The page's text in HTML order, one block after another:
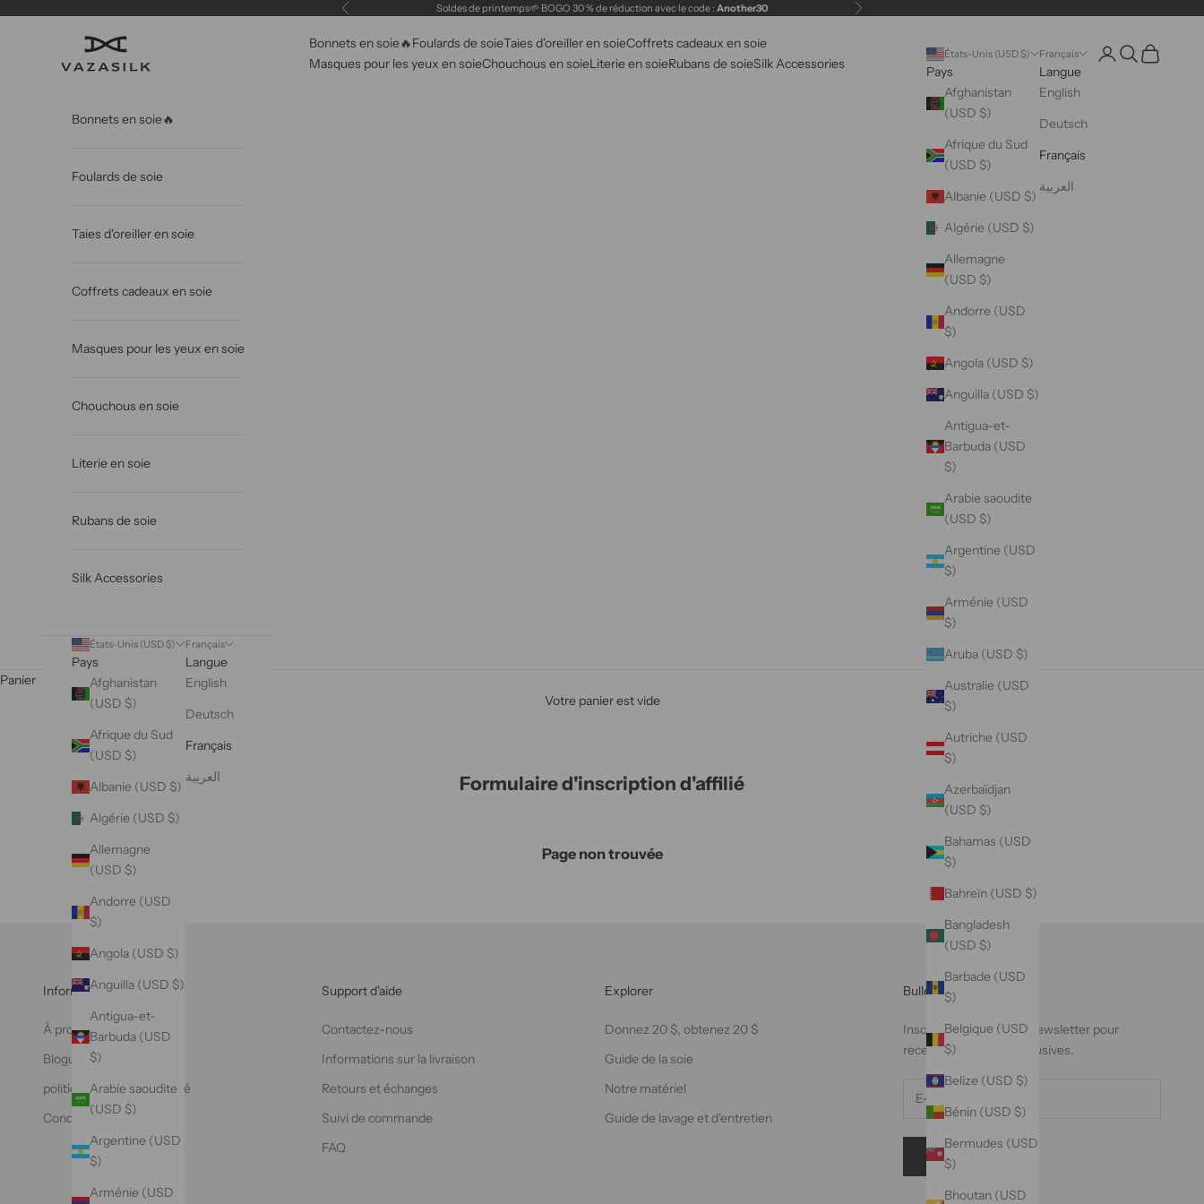
Précédent Soldes de printemps🌱 BOGO 30 % de réduction avec le code : Another30 Suivant
VAZASILK Bonnets en soie🔥Foulards de soieTaies d'oreiller en soieCoffrets cadeaux en soie
Masques pour les yeux en soieChouchous en soieLiterie en soieRubans de soieSilk Accessories
États-Unis (USD $)
Pays
Afghanistan
(USD $)
Afrique du Sud
(USD $)
Albanie (USD $)
Algérie (USD $)
Allemagne
(USD $)
Andorre (USD
$)
Angola (USD $)
Anguilla (USD $)
Antigua-et-
Barbuda (USD
$)
Arabie saoudite
(USD $)
Argentine (USD
$)
Arménie (USD
$)
Aruba (USD $)
Australie (USD
$)
Autriche (USD
$)
Azerbaïdjan
(USD $)
Bahamas (USD
$)
Bahreïn (USD $)
Bangladesh
(USD $)
Barbade (USD
$)
Belgique (USD
$)
Belize (USD $)
Bénin (USD $)
Bermudes (USD
$)
Bhoutan (USD
Français
Langue
English
Deutsch
Français
العربية
Ouvrir le compte
Ouvrir la
Voir le
Bonnets en soie🔥
Foulards de soie
Taies d'oreiller en soie
Coffrets cadeaux en soie
Masques pour les yeux en soie
Chouchous en soie
Literie en soie
Rubans de soie
Silk Accessories
États-Unis (USD $)
Pays
Afghanistan
(USD $)
Afrique du Sud
(USD $)
Albanie (USD $)
Algérie (USD $)
Allemagne
(USD $)
Andorre (USD
$)
Angola (USD $)
Anguilla (USD $)
Antigua-et-
Barbuda (USD
$)
Arabie saoudite
(USD $)
Argentine (USD
$)
Arménie (USD
Français
Langue
English
Deutsch
Français
العربية
Panier
Votre panier est vide
Formulaire d'inscription d'affilié
Page non trouvée
Information d'entreprise
À propos de VAZASILK
Blogues
politique de confidentialité
Conditions d'utilisation
Support d'aide
Contactez-nous
Informations sur la livraison
Retours et échanges
Suivi de commande
FAQ
Explorer
Donnez 20 $, obtenez 20 $
Guide de la soie
Notre matériel
Guide de lavage et d'entretien
Bulletin
Inscrivez-vous à notre newsletter pour
recevoir des offres exclusives.
S'INSCRIRE